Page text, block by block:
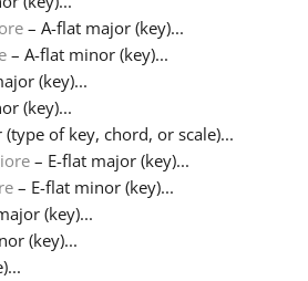
– A-flat major (key)...
– A-flat minor (key)...
(key)...
(key)...
of key, chord, or scale)...
– E-flat major (key)...
– E-flat minor (key)...
(key)...
(key)...